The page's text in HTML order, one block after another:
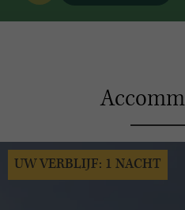
UW VERBLIJF: 1 NACHT